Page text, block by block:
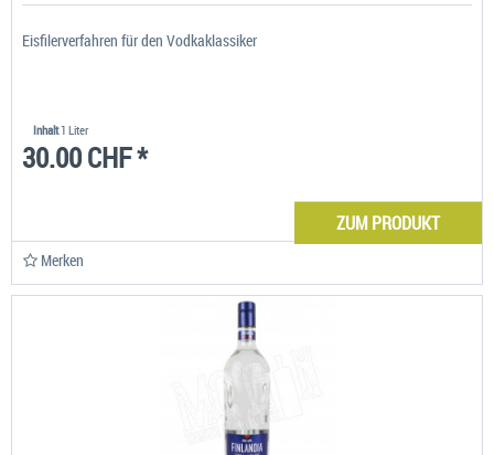
Eisfilerverfahren für den Vodkaklassiker
Inhalt1 Liter
30.00 CHF *
ZUM PRODUKT
Merken